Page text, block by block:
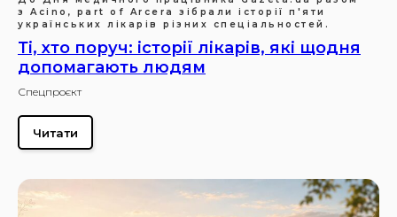
з Acino, part of Arcera зібрали історії п'яти
українських лікарів різних спеціальностей.
Ті, хто поруч: історії лікарів, які щодня
допомагають людям
Спецпроєкт
Читати